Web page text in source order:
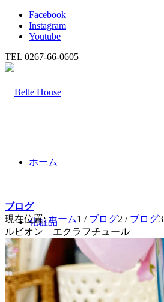
Facebook
Instagram
Youtube
TEL 0267-66-0605
ホーム
化粧品
メイクアップ
ブログ
現在位置:ホーム1 / ブログ2 / ブログ3
ルビオン エクラフチュール